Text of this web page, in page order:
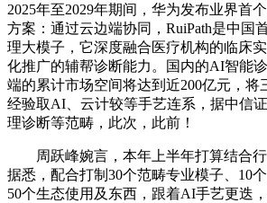
2025年至2029年期间，华为发布业界首
方案：通过云边端协同，RuiPath是中国
理大模子，它深度融合医疗机构的临床
化推广的辅帮诊断能力。国内的AI智能
端的累计市场空间将达到近200亿元，将
经验取AI、云计较等手艺连系，据中信
理诊断等范畴，此次，此前！
周跃峰婉言，本年上半年打算结合行
据悉，配合打制30个范畴专业模子、10
50个生态使用及东西，跟着AI手艺更迭